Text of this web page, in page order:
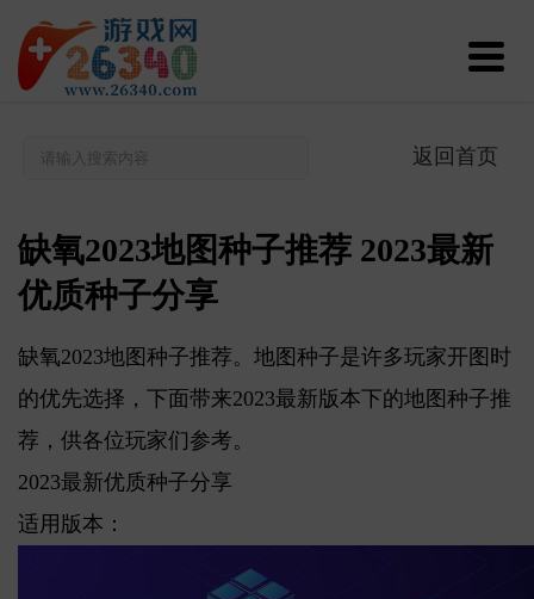
返回首页
缺氧2023地图种子推荐 2023最新
优质种子分享
缺氧2023地图种子推荐。地图种子是许多玩家开图时
的优先选择，下面带来2023最新版本下的地图种子推
荐，供各位玩家们参考。
2023最新优质种子分享
适用版本：